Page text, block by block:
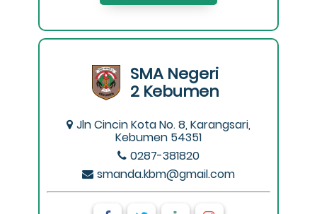
SMA Negeri
2 Kebumen
Jln Cincin Kota No. 8, Karangsari,
Kebumen 54351
0287-381820
smanda.kbm@gmail.com